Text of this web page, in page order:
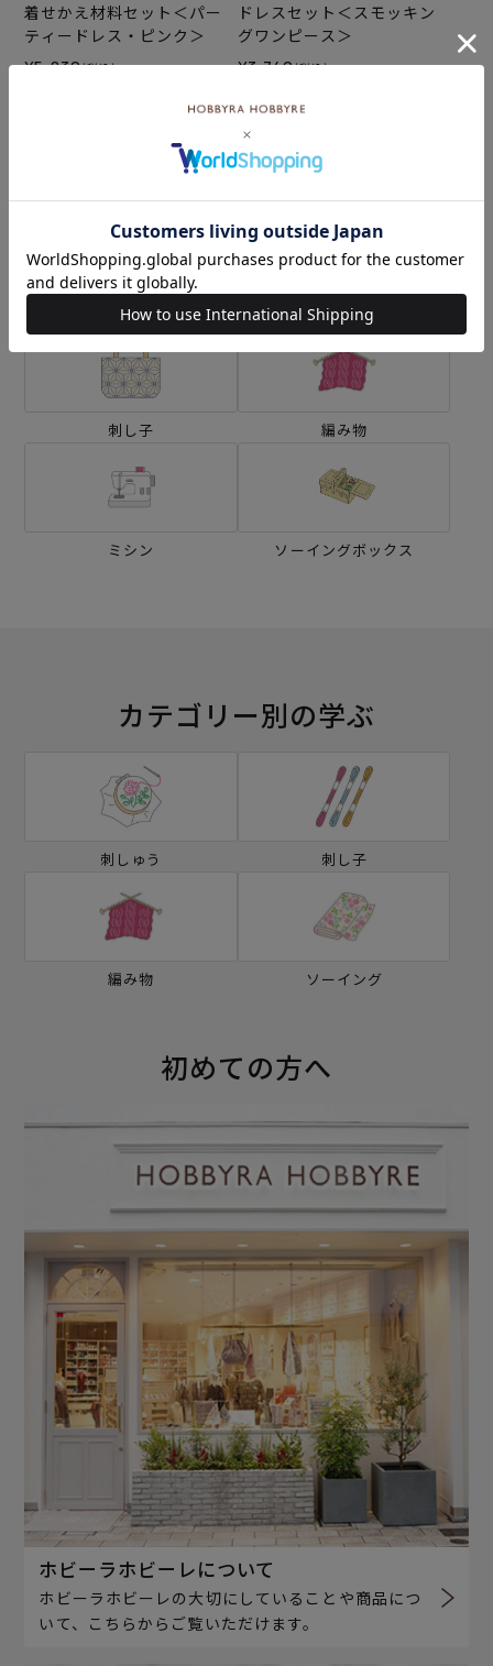
着せかえ材料セット＜パー
ティードレス・ピンク＞
¥5,830(税込)
ドレスセット＜スモッキン
グワンピース＞
¥3,740(税込)
カテゴリーから探す
生地 キット
刺し子 編み物
ミシン ソーイングボックス
カテゴリー別の学ぶ
刺しゅう 刺し子
編み物 ソーイング
初めての方へ
ホビーラホビーレについて
ホビーラホビーレの大切にしていることや商品につ
いて、こちらからご覧いただけます。